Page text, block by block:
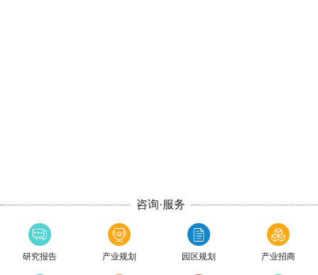
咨询·服务
研究报告 产业规划 园区规划 产业招商